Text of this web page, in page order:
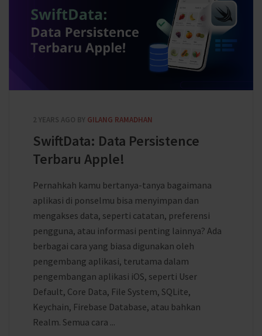
2 YEARS AGO BY GILANG RAMADHAN
SwiftData: Data Persistence
Terbaru Apple!
Pernahkah kamu bertanya-tanya bagaimana
aplikasi di ponselmu bisa menyimpan dan
mengakses data, seperti catatan, preferensi
pengguna, atau informasi penting lainnya? Ada
berbagai cara yang biasa digunakan oleh
pengembang aplikasi, terutama dalam
pengembangan aplikasi iOS, seperti User
Default, Core Data, File System, SQLite,
Keychain, Firebase Database, atau bahkan
Realm. Semua cara ...